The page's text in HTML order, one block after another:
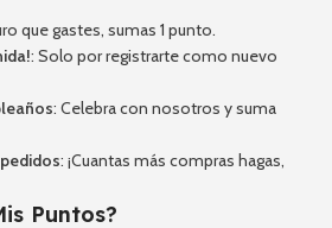
que gastes, sumas 1 punto.
: Solo por registrarte como nuevo
: Celebra con nosotros y suma
: ¡Cuantas más compras hagas,
Puntos?